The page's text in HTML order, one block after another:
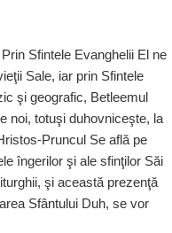
Sfintele Evanghelii El ne
Sale, iar prin Sfintele
şi geografic, Betleemul
noi, totuşi duhovniceşte, la
Pruncul Se află pe
îngerilor şi ale sfinţilor Săi
şi această prezenţă
Sfântului Duh, se vor